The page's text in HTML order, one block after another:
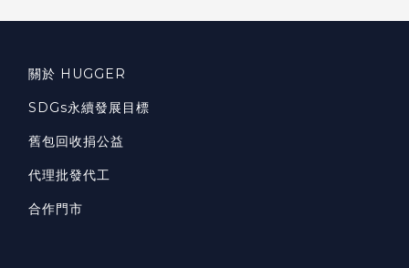
關於 HUGGER
SDGs永續發展目標
舊包回收捐公益
代理批發代工
合作門市